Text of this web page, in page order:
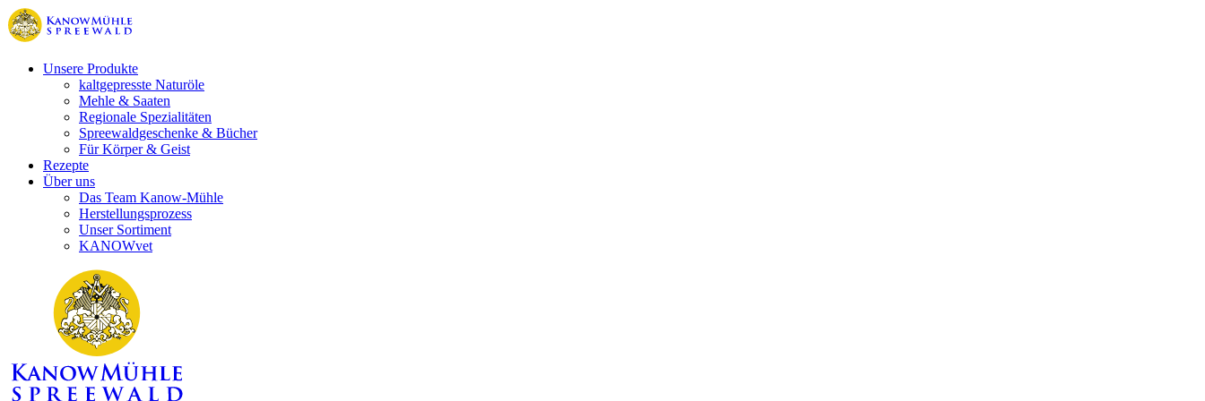
Unsere Produkte
kaltgepresste Naturöle
Mehle & Saaten
Regionale Spezialitäten
Spreewaldgeschenke & Bücher
Für Körper & Geist
Rezepte
Über uns
Das Team Kanow-Mühle
Herstellungsprozess
Unser Sortiment
KANOWvet